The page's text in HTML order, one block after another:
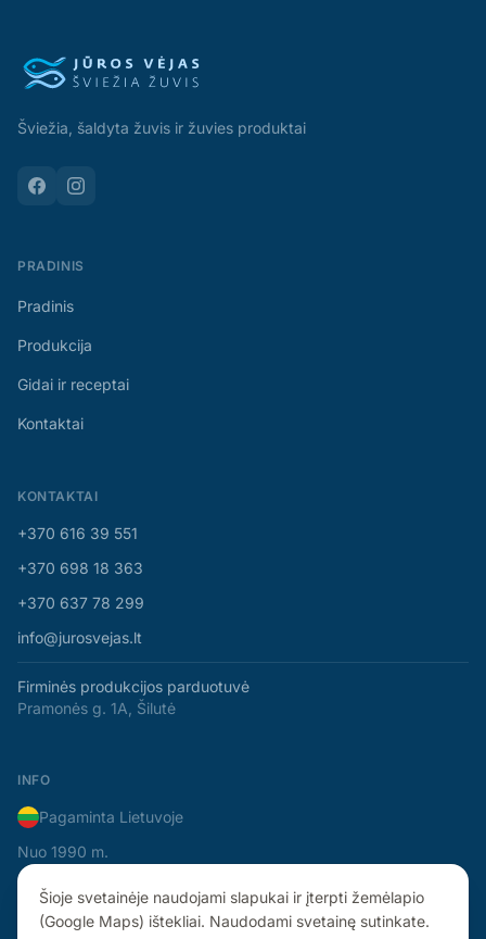
Šviežia, šaldyta žuvis ir žuvies produktai
PRADINIS
Pradinis
Produkcija
Gidai ir receptai
Kontaktai
KONTAKTAI
+370 616 39 551
+370 698 18 363
+370 637 78 299
info@jurosvejas.lt
Firminės produkcijos parduotuvė
Pramonės g. 1A, Šilutė
INFO
Pagaminta Lietuvoje
Nuo 1990 m.
Šioje svetainėje naudojami slapukai ir įterpti žemėlapio
(Google Maps) ištekliai. Naudodami svetainę sutinkate.